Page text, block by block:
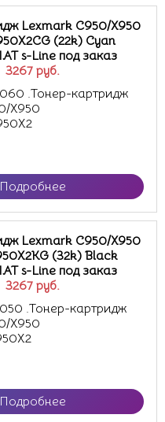
3267 руб.
Lexmark C950/X950
(22k) Cyan
s-Line под заказ
.Тонер-картридж
X950
Подробнее
3267 руб.
Lexmark C950/X950
(32k) Black
s-Line под заказ
.Тонер-картридж
X950
Подробнее